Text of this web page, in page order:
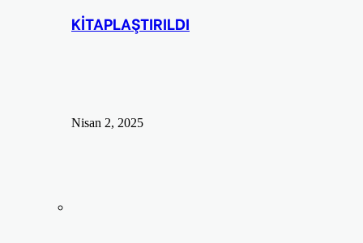
KİTAPLAŞTIRILDI
Nisan 2, 2025